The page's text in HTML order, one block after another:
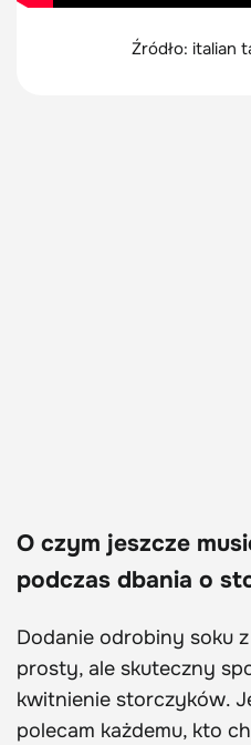
Źródło: italian
O czym jeszcze
podczas dbania o
Dodanie odrobiny soku
prosty, ale skuteczny
kwitnienie storczyków.
polecam każdemu, kto